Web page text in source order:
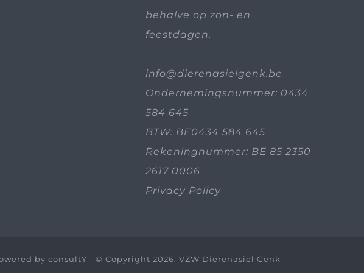
behalve op zon- en
feestdagen.
info@dierenasielgenk.be
Ondernemingsnummer: 0434
584 645
BTW: BE0434 584 645
Rekeningnummer: BE 85 2350
2617 0006
Privacy Policy
by consultY - © Copyright 2026, VZW Dierenasiel Genk